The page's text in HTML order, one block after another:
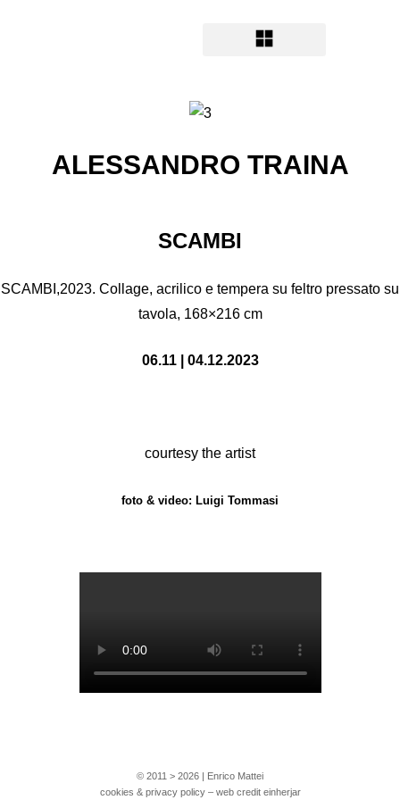
ALESSANDRO TRAINA
SCAMBI
SCAMBI,2023. Collage, acrilico e tempera su feltro pressato su
tavola, 168×216 cm
06.11 | 04.12.2023
courtesy the artist
foto & video: Luigi Tommasi
© 2011 > 2026 | Enrico Mattei
cookies & privacy policy – web credit einherjar